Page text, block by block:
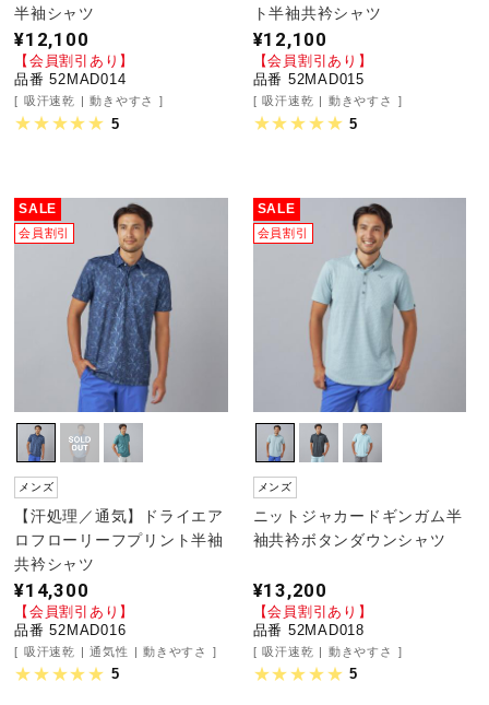
半袖シャツ
¥12,100
【会員割引あり】
品番 52MAD014
吸汗速乾 動きやすさ
5
ト半袖共衿シャツ
¥12,100
【会員割引あり】
品番 52MAD015
吸汗速乾 動きやすさ
5
SALE
会員割引
メンズ
【汗処理／通気】ドライエア
ロフローリーフプリント半袖
共衿シャツ
¥14,300
【会員割引あり】
品番 52MAD016
吸汗速乾 通気性 動きやすさ
5
SALE
会員割引
メンズ
ニットジャカードギンガム半
袖共衿ボタンダウンシャツ
¥13,200
【会員割引あり】
品番 52MAD018
吸汗速乾 動きやすさ
5